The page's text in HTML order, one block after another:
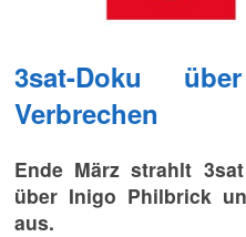
3sat-Doku
Verbrechen
Ende März strahlt
über Inigo Philbrick
aus.